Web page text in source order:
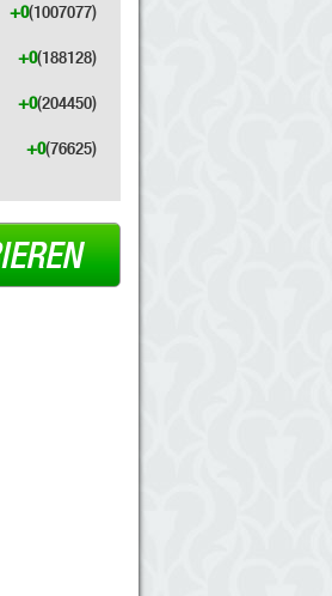
(1007077)
+0
(188128)
+0
(204450)
+0
(76625)
+0